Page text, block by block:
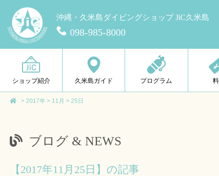
沖縄・久米島ダイビングショップ JiC久米島
098-985-8000
ショップ紹介 久米島ガイド プログラム
> 2017年 > 11月 > 25日
ブログ & NEWS
【2017年11月25日】の記事